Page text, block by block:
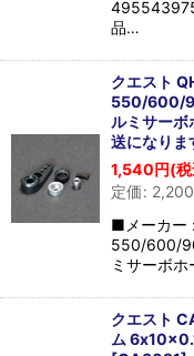
品…
クエスト
550/600/
ルミサー
送になりま
1,540円(
定価: 2,200
■メーカー
550/600/
ミサーボ
クエスト
ム